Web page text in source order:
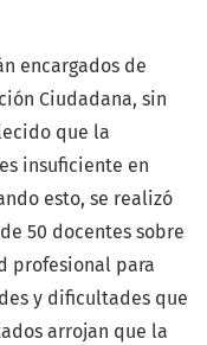
encargados de
Ciudadana, sin
que la
insuficiente en
esto, se realizó
50 docentes sobre
profesional para
y dificultades que
arrojan que la